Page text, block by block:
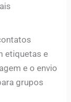
etiquetas e
e o envio
grupos